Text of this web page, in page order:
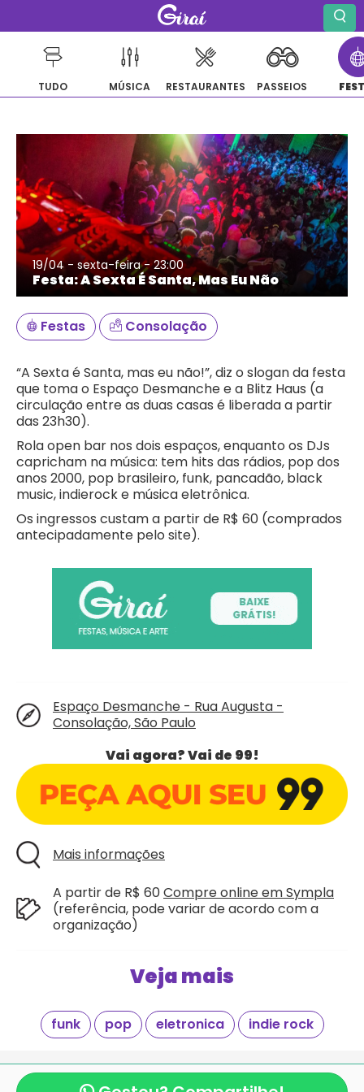
para
TUDO MÚSICA RESTAURANTES PASSEIOS
19/04 - sexta-feira - 23:00
Festa: A Sexta É Santa, Mas Eu Não
Festas Consolação
“A Sexta é Santa, mas eu não!”, diz o slogan da festa
que toma o Espaço Desmanche e a Blitz Haus (a
circulação entre as duas casas é liberada a partir
das 23h30).
Rola open bar nos dois espaços, enquanto os DJs
capricham na música: tem hits das rádios, pop dos
anos 2000, pop brasileiro, funk, pancadão, black
music, indierock e música eletrônica.
Os ingressos custam a partir de R$ 60 (comprados
antecipadamente pelo site).
Espaço Desmanche - Rua Augusta -
Consolação, São Paulo
Vai agora? Vai de 99!
Mais informações
A partir de R$ 60Compre online em Sympla
(referência, pode variar de acordo com a
organização)
Veja mais
funk pop eletronica indie rock
Giraí é mais um projeto criado com
pela equipe
mexeri.ca
eBlocos de Rua.com.